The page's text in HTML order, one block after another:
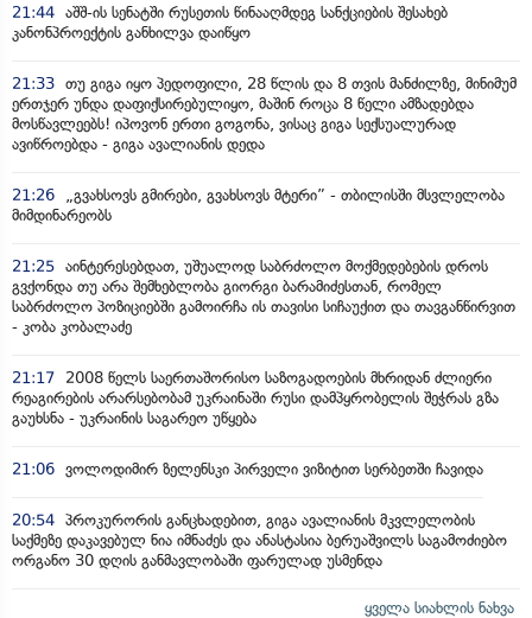
21:44 აშშ-ის სენატში რუსეთის წინააღმდეგ სანქციების შესახებ
კანონპროექტის განხილვა დაიწყო
21:33 თუ გიგა იყო პედოფილი, 28 წლის და 8 თვის მანძილზე, მინიმუმ
ერთჯერ უნდა დაფიქსირებულიყო, მაშინ როცა 8 წელი ამზადებდა
მოსწავლეებს! იპოვონ ერთი გოგონა, ვისაც გიგა სექსუალურად
ავიწროებდა - გიგა ავალიანის დედა
21:26
„გვახსოვს გმირები, გვახსოვს მტერი” - თბილისში მსვლელობა
მიმდინარეობს
21:25 აინტერესებდათ, უშუალოდ საბრძოლო მოქმედებების დროს
გვქონდა თუ არა შემხებლობა გიორგი ბარამიძესთან, რომელ
საბრძოლო პოზიციებში გამოირჩა ის თავისი სიჩაუქით და თავგანწირვით
- კობა კობალაძე
21:17
2008 წელს საერთაშორისო საზოგადოების მხრიდან ძლიერი
რეაგირების არარსებობამ უკრაინაში რუსი დამპყრობელის შეჭრას გზა
გაუხსნა - უკრაინის საგარეო უწყება
21:06 ვოლოდიმირ ზელენსკი პირველი ვიზიტით სერბეთში ჩავიდა
20:54 პროკურორის განცხადებით, გიგა ავალიანის მკვლელობის
საქმეზე დაკავებულ ნია იმნაძეს და ანასტასია ბერუაშვილს საგამოძიებო
ორგანო 30 დღის განმავლობაში ფარულად უსმენდა
ყველა სიახლის ნახვა